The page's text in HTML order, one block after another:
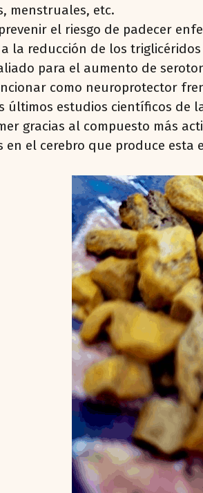
menstruales, etc.
el riesgo de padecer
a la reducción de los
para el aumento de
como neuroprotector
últimos estudios científicos de
gracias al compuesto más
en el cerebro que produce esta